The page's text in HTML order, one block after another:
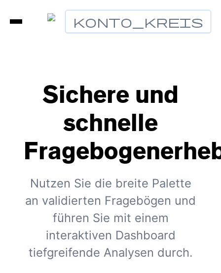
Konto_Kreis
Sichere und
schnelle
Nutzen Sie die breite Palette
an validierten Fragebögen und
führen Sie mit einem
interaktiven Dashboard
tiefgreifende Analysen durch.